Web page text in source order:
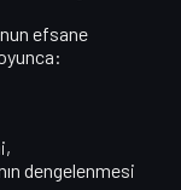
efsane
dengelenmesi